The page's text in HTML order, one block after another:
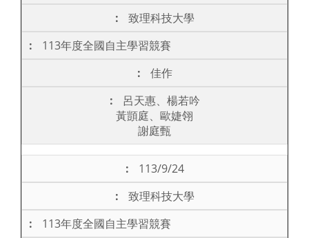
致理科技大學
113年度全國自主學習競賽
佳作
呂天惠、楊若吟
黃顗庭、歐婕翎
謝庭甄
113/9/24
致理科技大學
113年度全國自主學習競賽